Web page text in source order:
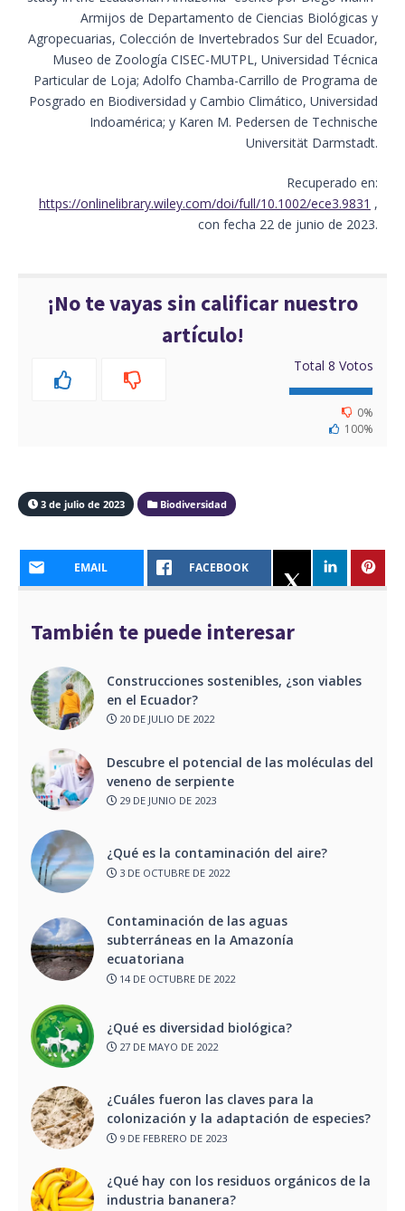
Armijos de Departamento de Ciencias Biológicas y
Agropecuarias, Colección de Invertebrados Sur del Ecuador,
Museo de Zoología CISEC-MUTPL, Universidad Técnica
Particular de Loja; Adolfo Chamba-Carrillo de Programa de
Posgrado en Biodiversidad y Cambio Climático, Universidad
Indoamérica; y Karen M. Pedersen de Technische
Universität Darmstadt.
Recuperado en:
https://onlinelibrary.wiley.com/doi/full/10.1002/ece3.9831 ,
con fecha 22 de junio de 2023.
¡No te vayas sin calificar nuestro
artículo!
Total 8 Votos
0%
100%
3 de julio de 2023 Biodiversidad
EMAIL FACEBOOK
También te puede interesar
Construcciones sostenibles, ¿son viables
en el Ecuador?
20 DE JULIO DE 2022
Descubre el potencial de las moléculas del
veneno de serpiente
29 DE JUNIO DE 2023
¿Qué es la contaminación del aire?
3 DE OCTUBRE DE 2022
Contaminación de las aguas
subterráneas en la Amazonía
ecuatoriana
14 DE OCTUBRE DE 2022
¿Qué es diversidad biológica?
27 DE MAYO DE 2022
¿Cuáles fueron las claves para la
colonización y la adaptación de especies?
9 DE FEBRERO DE 2023
¿Qué hay con los residuos orgánicos de la
industria bananera?